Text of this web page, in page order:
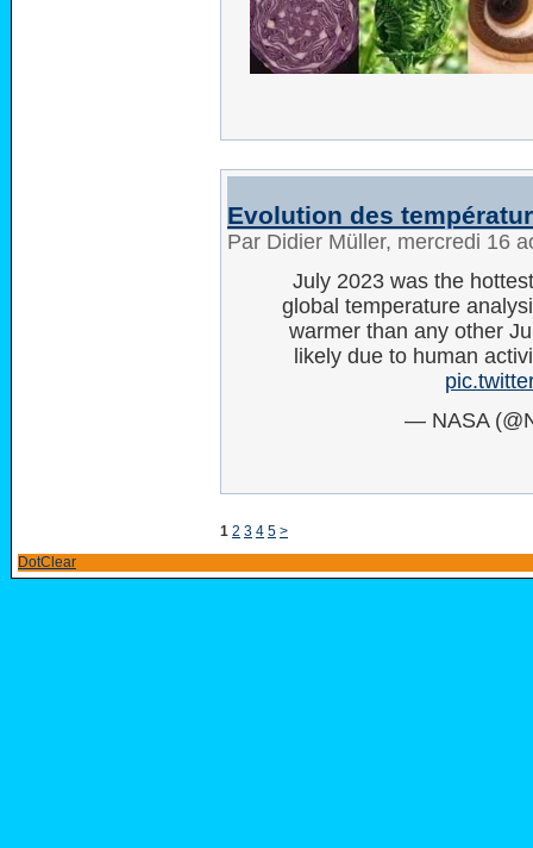
Evolution des
Par Didier Müller, mercredi 16
July 2023 was the
global temperature
warmer than any other
likely due to human
— NASA
1 2 3 4 5 >
DotClear